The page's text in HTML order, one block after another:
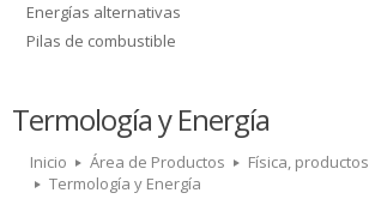
Energías alternativas
Pilas de combustible
Termología y Energía
Inicio Área de Productos
Física, productos
Termología y Energía